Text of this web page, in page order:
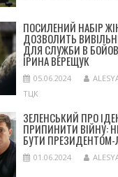
ПОСИЛЕНИЙ НАБІР
ДОЗВОЛИТЬ
ДЛЯ СЛУЖБИ В
ІРИНА ВЕРЕЩУК
05.06.2024
ТЦК
ЗЕЛЕНСЬКИЙ ПРО
ПРИПИНИТИ ВІЙНУ:
БУТИ ПРЕЗИДЕНТОМ-
01.06.2024